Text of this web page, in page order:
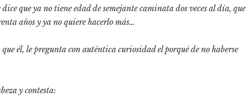
que ya no tiene edad de semejante caminata dos veces al día, que
años y ya no quiere hacerlo más…
él, le pregunta con auténtica curiosidad el porqué de no haberse
y contesta: